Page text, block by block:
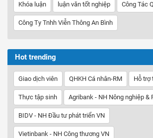
Khóa luận luận văn tốt nghiệp Công Tác
Công Ty Tnhh Viễn Thông An Bình
Hot trending
Giao dịch viên QHKH Cá nhân-RM Hỗ trợ
Thực tập sinh Agribank - NH Nông nghiệp &
BIDV - NH Đầu tư phát triển VN
Vietinbank - NH Công thương VN